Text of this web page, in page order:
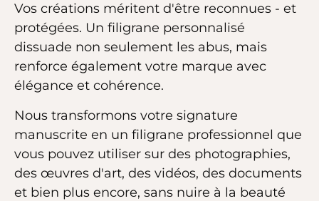
Vos créations méritent d'être reconnues - et
protégées. Un filigrane personnalisé
dissuade non seulement les abus, mais
renforce également votre marque avec
élégance et cohérence.
Nous transformons votre signature
manuscrite en un filigrane professionnel que
vous pouvez utiliser sur des photographies,
des œuvres d'art, des vidéos, des documents
et bien plus encore, sans nuire à la beauté